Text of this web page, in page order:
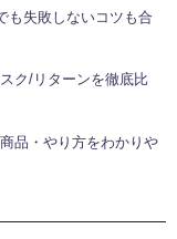
も失敗しないコツも合
ク/リターンを徹底比
品・やり方をわかりや